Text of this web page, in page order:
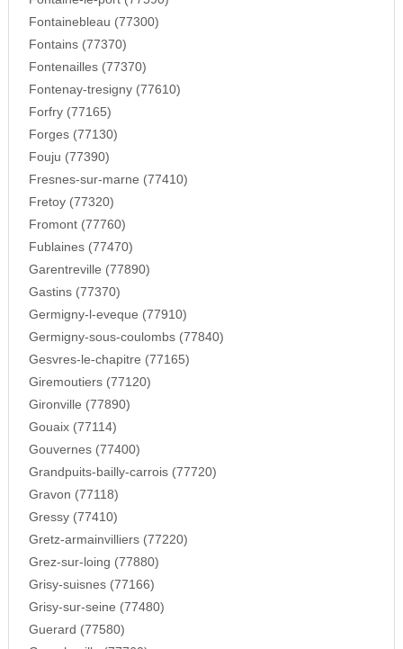
Fontainebleau (77300)
Fontains (77370)
Fontenailles (77370)
Fontenay-tresigny (77610)
Forfry (77165)
Forges (77130)
Fouju (77390)
Fresnes-sur-marne (77410)
Fretoy (77320)
Fromont (77760)
Fublaines (77470)
Garentreville (77890)
Gastins (77370)
Germigny-l-eveque (77910)
Germigny-sous-coulombs (77840)
Gesvres-le-chapitre (77165)
Giremoutiers (77120)
Gironville (77890)
Gouaix (77114)
Gouvernes (77400)
Grandpuits-bailly-carrois (77720)
Gravon (77118)
Gressy (77410)
Gretz-armainvilliers (77220)
Grez-sur-loing (77880)
Grisy-suisnes (77166)
Grisy-sur-seine (77480)
Guerard (77580)